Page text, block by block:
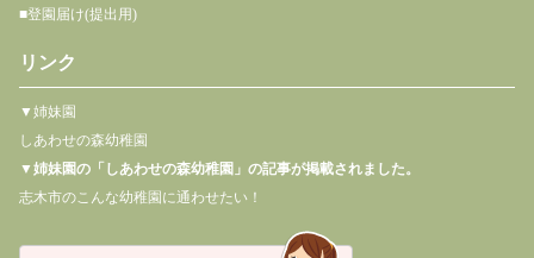
■登園届け(提出用)
リンク
▼姉妹園
しあわせの森幼稚園
▼姉妹園の「しあわせの森幼稚園」の記事が掲載されました。
志木市のこんな幼稚園に通わせたい！